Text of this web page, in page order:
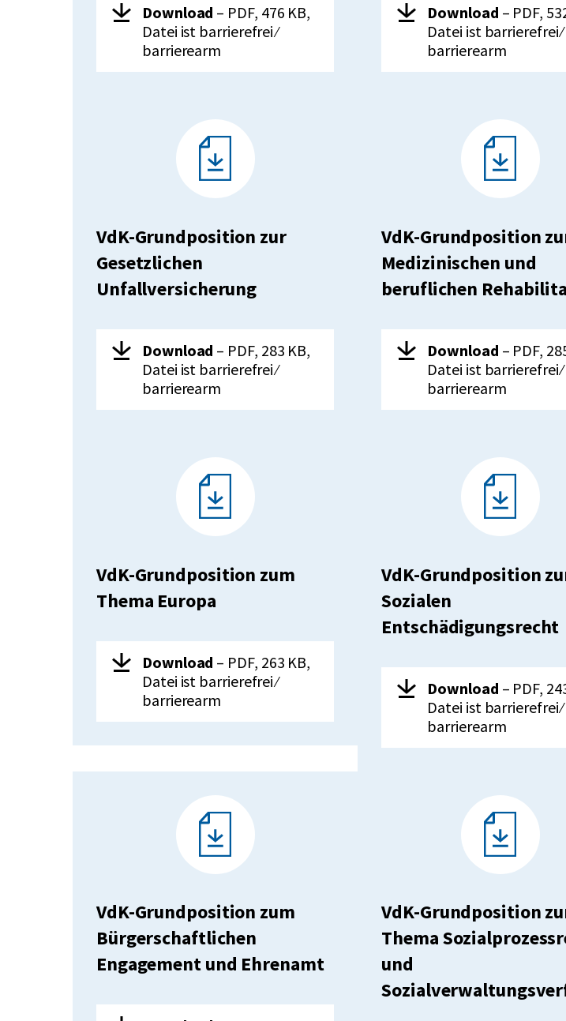
Herunterladen:
Download VdK-
Grundposition
zum
Thema
– PDF, 476 KB,
Datei ist barrierefrei ⁄
barrierearm
Herunterladen:
Download VdK-
zum
Thema
– PDF,
Datei ist barrierefrei ⁄
barrierearm
VdK-Grundposition zur
Gesetzlichen
Unfallversicherung
Herunterladen:
Download VdK-
Grundposition
zur
Gesetzlichen
– PDF, 283 KB,
Datei ist barrierefrei ⁄
barrierearm
VdK-Grundposition
Medizinischen und
beruflichen
Herunterladen:
Download VdK-
zur
– PDF,
Datei ist barrierefrei ⁄
barrierearm
VdK-Grundposition zum
Thema Europa
Herunterladen:
Download VdK-
Grundposition
zum
Thema
– PDF, 263 KB,
Datei ist barrierefrei ⁄
barrierearm
VdK-Grundposition
Sozialen
Entschädigungsrecht
Herunterladen:
Download VdK-
zum
Sozialen
– PDF,
Datei ist barrierefrei ⁄
barrierearm
VdK-Grundposition zum
Bürgerschaftlichen
Engagement und Ehrenamt
VdK-Grundposition
Thema
und